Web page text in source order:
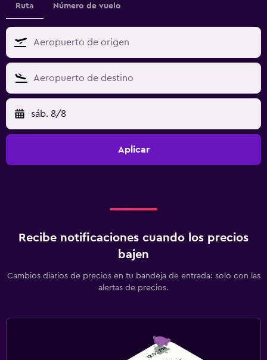
Ruta Número de vuelo
sáb. 8/8
Aplicar
Recibe notificaciones cuando los precios
bajen
Cambios diarios de precios en tu bandeja de entrada: solo con las
alertas de precios.